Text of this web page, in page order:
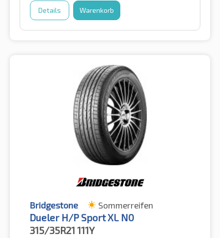
Details Warenkorb
Bridgestone Sommerreifen
Dueler H/P Sport XL N0
315/35R21 111Y